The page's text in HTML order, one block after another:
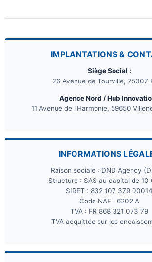
IMPLANTATIONS &
Siège Social :
26 Avenue de Tourville, 75007
Agence Nord / Hub
11 Avenue de l’Harmonie, 59650
INFORMATIONS
Raison sociale : DND Agency
Structure : SAS au capital de 10
SIRET : 832 107 379 00014
Code NAF : 6202 A
TVA : FR 868 321 073 79
TVA acquittée sur les